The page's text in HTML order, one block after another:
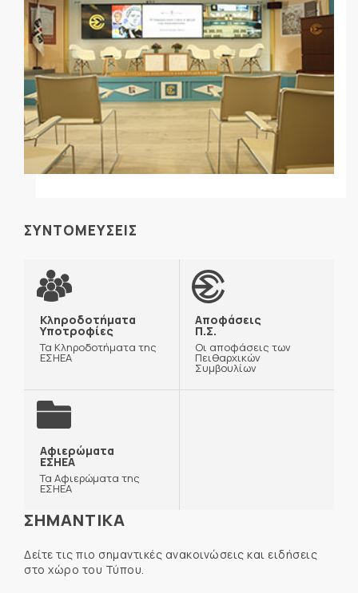
ΣΥΝΤΟΜΕΥΣΕΙΣ
Κληροδοτήματα
Υποτροφίες
Τα Κληροδοτήματα της
ΕΣΗΕΑ
Αποφάσεις
Π.Σ.
Οι αποφάσεις των
Πειθαρχικών
Συμβουλίων
Αφιερώματα
ΕΣΗΕΑ
Τα Αφιερώματα της
ΕΣΗΕΑ
ΣΗΜΑΝΤΙΚΑ
Δείτε τις πιο σημαντικές ανακοινώσεις και ειδήσεις
στο χώρο του Τύπου.